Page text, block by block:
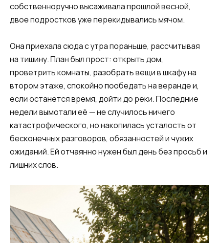
собственноручно высаживала прошлой весной,
двое подростков уже перекидывались мячом.
Она приехала сюда с утра пораньше, рассчитывая
на тишину. План был прост: открыть дом,
проветрить комнаты, разобрать вещи в шкафу на
втором этаже, спокойно пообедать на веранде и,
если останется время, дойти до реки. Последние
недели вымотали её — не случилось ничего
катастрофического, но накопилась усталость от
бесконечных разговоров, обязанностей и чужих
ожиданий. Ей отчаянно нужен был день без просьб и
лишних слов.